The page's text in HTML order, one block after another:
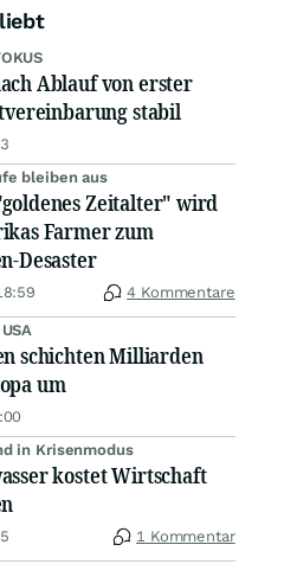
Ablauf von erster
stabil
bleiben aus
Zeitalter" wird
Farmer zum
Desaster
4 Kommentare
schichten Milliarden
um
in Krisenmodus
kostet Wirtschaft
1 Kommentar